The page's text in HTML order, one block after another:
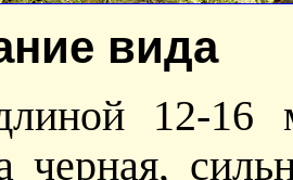
вида
12-16
черная,